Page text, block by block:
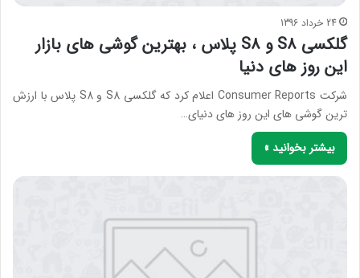
24 خرداد 1396
گلکسی S8 و S8 پلاس ، بهترین گوشی های بازار
این روز های دنیا
شرکت Consumer Reports اعلام کرد که گلکسی S8 و S8 پلاس با ارزش
ترین گوشی های این روز های دنیای…
بیشتر بخوانید »